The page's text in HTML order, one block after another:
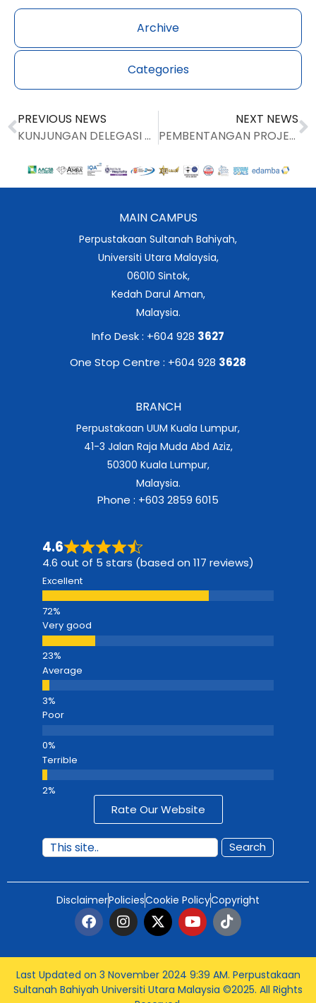
Archive
Categories
PREVIOUS NEWS
KUNJUNGAN DELEGASI UMS DISAMBUT MESRA
NEXT NEWS
PEMBENTANGAN PROJEK BANTU HADAPI ALAM PEKERJAAN
MAIN CAMPUS
Perpustakaan Sultanah Bahiyah,
Universiti Utara Malaysia,
06010 Sintok,
Kedah Darul Aman,
Malaysia.
Info Desk : +604 928 3627
One Stop Centre : +604 928 3628
BRANCH
Perpustakaan UUM Kuala Lumpur,
41-3 Jalan Raja Muda Abd Aziz,
50300 Kuala Lumpur,
Malaysia.
Phone : +603 2859 6015
4.6
4.6 out of 5 stars (based on 117 reviews)
Excellent
Very good
Average
Poor
Terrible
Rate Our Website
Search
DisclaimerPoliciesCookie PolicyCopyright
Last Updated on 3 November 2024 9:39 AM. Perpustakaan
Sultanah Bahiyah Universiti Utara Malaysia ©2025. All Rights